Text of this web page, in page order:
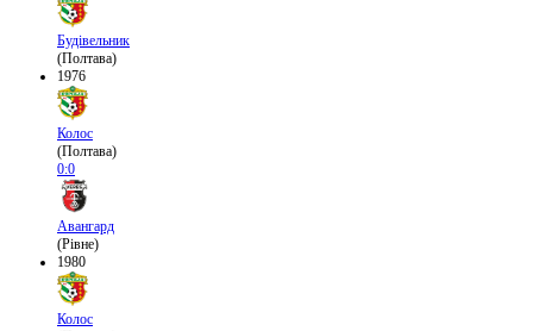
Будівельник
(Полтава)
1976
Колос
(Полтава)
0:0
Авангард
(Рівне)
1980
Колос